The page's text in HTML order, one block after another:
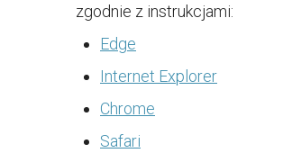
zgodnie z instrukcjami:
Edge
Internet Explorer
Chrome
Safari